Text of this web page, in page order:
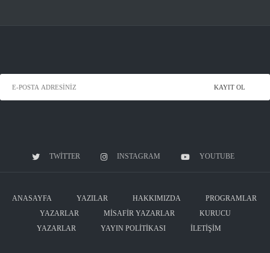
TWITTER INSTAGRAM YOUTUBE
ANASAYFA YAZILAR HAKKIMIZDA
PROGRAMLAR
YAZARLAR
MISAFIR YAZARLAR
KURUCU
YAZARLAR
YAYIN POLITIKASI İLETIŞIM